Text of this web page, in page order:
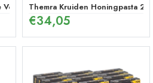
Verzorgingsspray
Themra Kruiden Honingpasta
€34,05